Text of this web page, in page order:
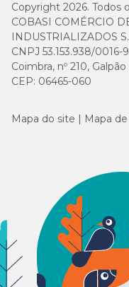
Copyright 2026. Todos
COBASI COMÉRCIO
INDUSTRIALIZADOS
CNPJ 53.153.938/
Coimbra, nº 210,
CEP: 06465-060
Mapa do site Mapa